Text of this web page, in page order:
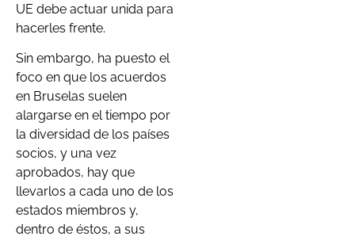
UE debe actuar unida para
hacerles frente.
Sin embargo, ha puesto el
foco en que los acuerdos
en Bruselas suelen
alargarse en el tiempo por
la diversidad de los países
socios, y una vez
aprobados, hay que
llevarlos a cada uno de los
estados miembros y,
dentro de éstos, a sus